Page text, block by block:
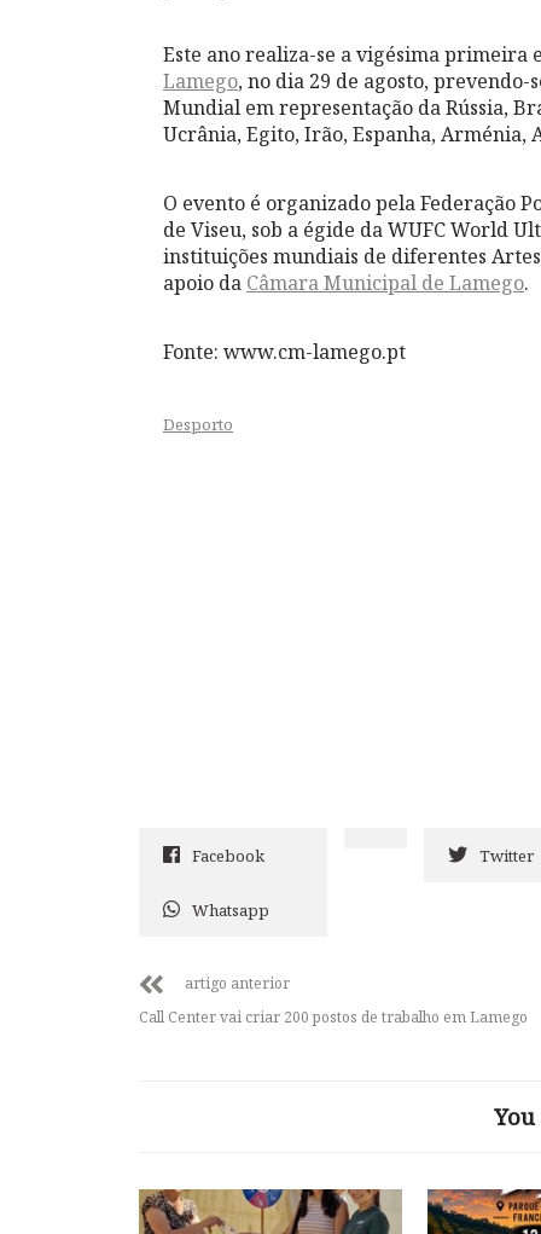
Este ano realiza-se a vigésima primeira
Lamego, no dia 29 de agosto, prevendo-
Mundial em representação da Rússia,
Ucrânia, Egito, Irão, Espanha, Arménia,
O evento é organizado pela Federação
de Viseu, sob a égide da WUFC World
instituições mundiais de diferentes
apoio da Câmara Municipal de Lamego.
Fonte: www.cm-lamego.pt
Desporto
Facebook Twitter
Whatsapp
artigo anterior
Call Center vai criar 200 postos de trabalho em Lamego